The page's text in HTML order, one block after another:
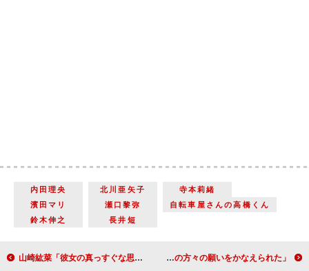
内田理央 北川亜矢子
寺本莉緒
濱田マリ
瀬口黎弥
自転車屋さんの高橋くん
鈴木伸之
長井短
山崎紘菜「彼女の真っすぐな思いが伝わるように演じたい」 「舞いあがれ！」でパイロットを目指す矢野倫子役 三宅健、美と若さの秘訣は「何といっても保湿」 初写真集に「ファンの方々の願いをかなえられた」